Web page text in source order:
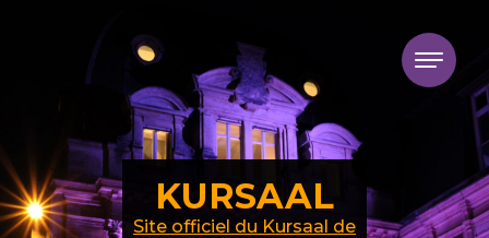
KURSAAL
Site officiel du Kursaal de